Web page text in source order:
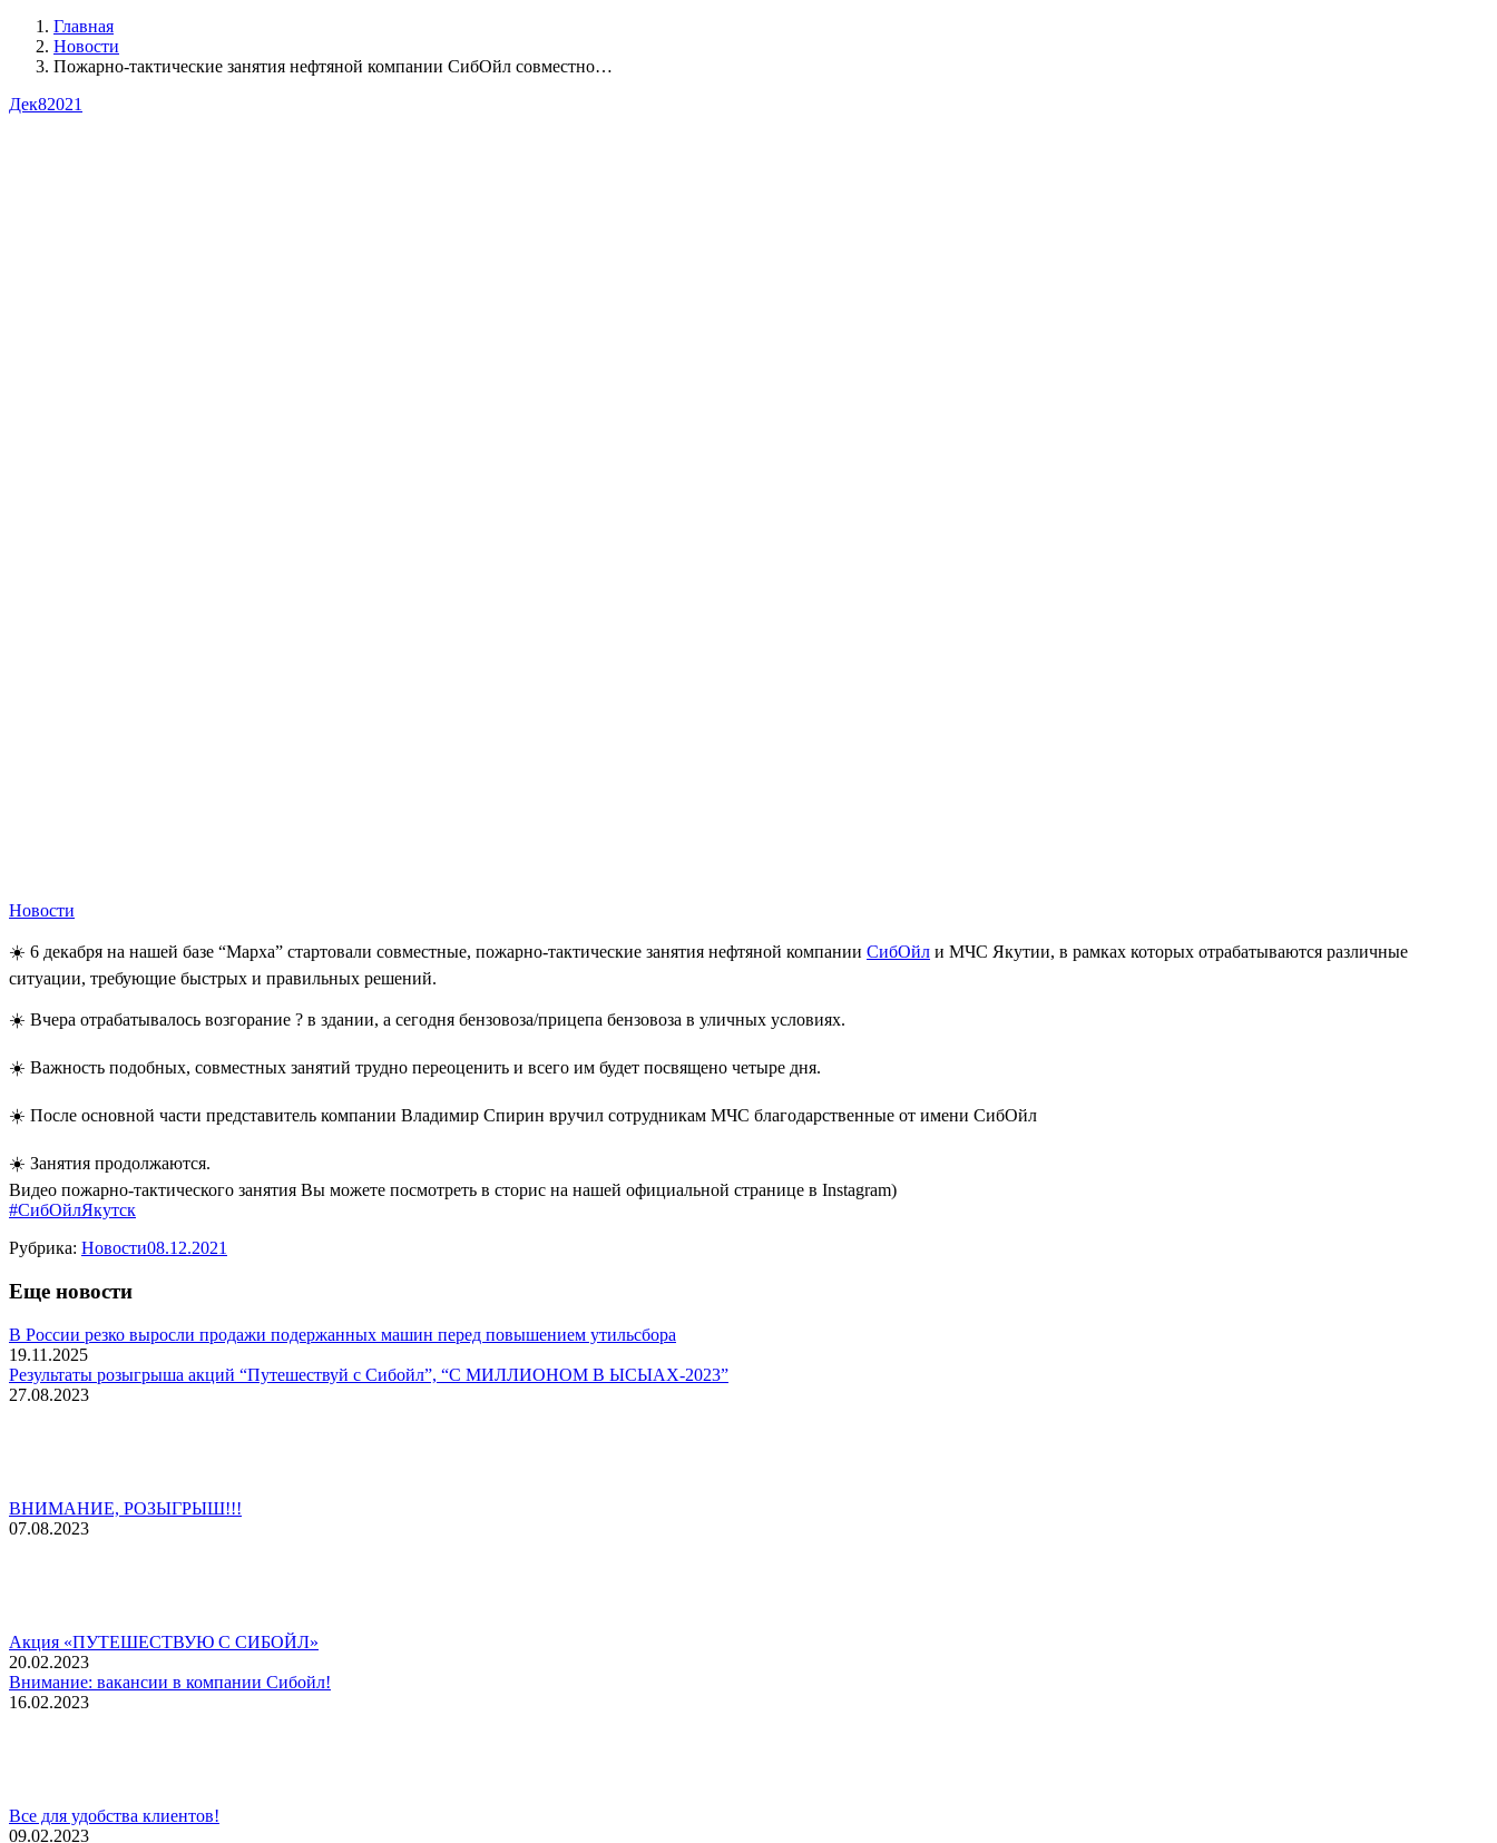
Главная
Новости
Пожарно-тактические занятия нефтяной компании СибОйл совместно…
Дек82021
Новости
☀️ 6 декабря на нашей базе “Марха” стартовали совместные, пожарно-тактические занятия нефтяной компании СибОйл и МЧС Якутии, в рамках которых отрабатываются различные
ситуации, требующие быстрых и правильных решений.
☀️ Вчера отрабатывалось возгорание ? в здании, а сегодня бензовоза/прицепа бензовоза в уличных условиях.
☀️ Важность подобных, совместных занятий трудно переоценить и всего им будет посвящено четыре дня.
☀️ После основной части представитель компании Владимир Спирин вручил сотрудникам МЧС благодарственные от имени СибОйл
☀️ Занятия продолжаются.
Видео пожарно-тактического занятия Вы можете посмотреть в сторис на нашей официальной странице в Instagram)
#СибОйлЯкутск
Рубрика: Новости08.12.2021
Еще новости
В России резко выросли продажи подержанных машин перед повышением утильсбора
19.11.2025
Результаты розыгрыша акций “Путешествуй с Сибойл”, “С МИЛЛИОНОМ В ЫСЫАХ-2023”
27.08.2023
ВНИМАНИЕ, РОЗЫГРЫШ!!!
07.08.2023
Акция «ПУТЕШЕСТВУЮ С СИБОЙЛ»
20.02.2023
Внимание: вакансии в компании Сибойл!
16.02.2023
Все для удобства клиентов!
09.02.2023